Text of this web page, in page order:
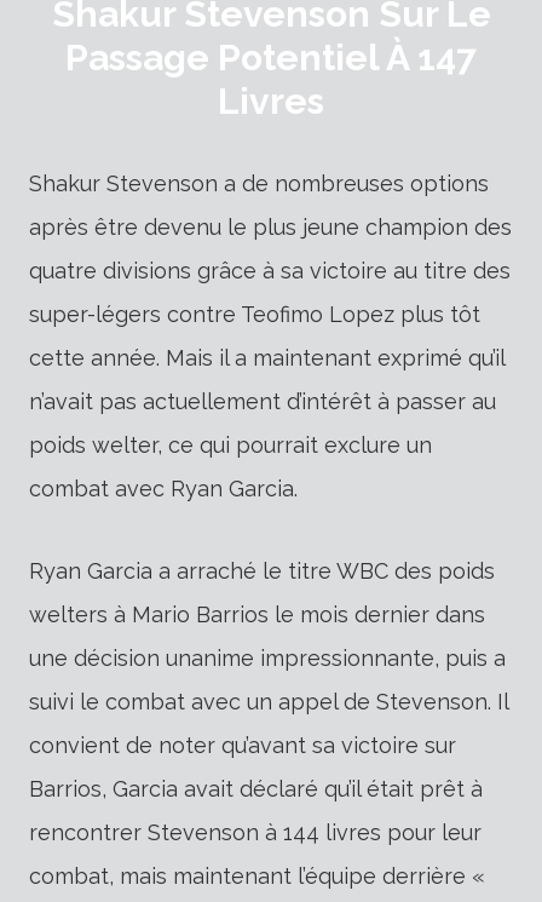
Shakur Stevenson Sur Le
Passage Potentiel À 147
Livres
Shakur Stevenson a de nombreuses options
après être devenu le plus jeune champion des
quatre divisions grâce à sa victoire au titre des
super-légers contre Teofimo Lopez plus tôt
cette année. Mais il a maintenant exprimé qu’il
n’avait pas actuellement d’intérêt à passer au
poids welter, ce qui pourrait exclure un
combat avec Ryan Garcia.
Ryan Garcia a arraché le titre WBC des poids
welters à Mario Barrios le mois dernier dans
une décision unanime impressionnante, puis a
suivi le combat avec un appel de Stevenson. Il
convient de noter qu’avant sa victoire sur
Barrios, Garcia avait déclaré qu’il était prêt à
rencontrer Stevenson à 144 livres pour leur
combat, mais maintenant l’équipe derrière «